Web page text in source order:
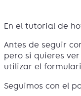
En el tutorial de
Antes de seguir
pero si quieres
utilizar el
Seguimos con el